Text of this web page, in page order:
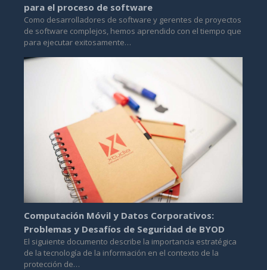
para el proceso de software
Como desarrolladores de software y gerentes de proyectos
de software complejos, hemos aprendido con el tiempo que
para ejecutar exitosamente…
Computación Móvil y Datos Corporativos:
Problemas y Desafíos de Seguridad de BYOD
El siguiente documento describe la importancia estratégica
de la tecnología de la información en el contexto de la
protección de…